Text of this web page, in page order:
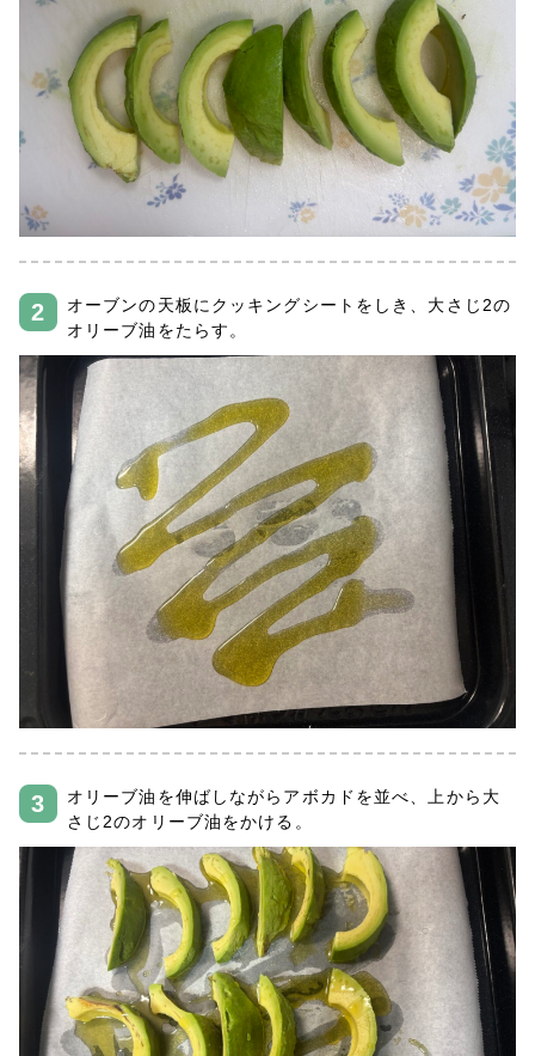
オーブンの天板にクッキングシートをしき、大さじ2の
オリーブ油をたらす。
オリーブ油を伸ばしながらアボカドを並べ、上から大
さじ2のオリーブ油をかける。